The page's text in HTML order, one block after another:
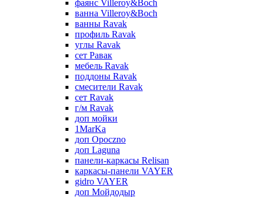
фаянс Villeroy&Boch
ванна Villeroy&Boch
ванны Ravak
профиль Ravak
углы Ravak
сет Равак
мебель Ravak
поддоны Ravak
смесители Ravak
сет Ravak
г/м Ravak
доп мойки
1MarKa
доп Opoczno
доп Laguna
панели-каркасы Relisan
каркасы-панели VAYER
gidro VAYER
доп Мойдодыр